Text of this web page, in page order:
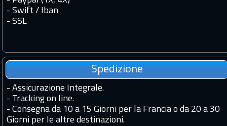
- Swift / Iban
- SSL
Spedizione
- Assicurazione Integrale.
- Tracking on line.
- Consegna da 10 a 15 Giorni per la Francia o da 20 a 30
Giorni per le altre destinazioni.